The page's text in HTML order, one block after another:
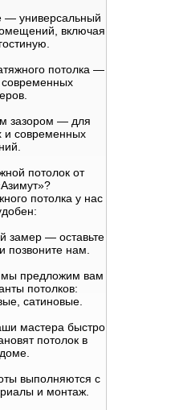
— универсальный
включая
потолка —
зазором — для
и современных
потолок от
потолка у нас
замер — оставьте
позвоните нам.
предложим вам
потолков:
сатиновые.
мастера быстро
потолок в
выполняются с
и монтаж.